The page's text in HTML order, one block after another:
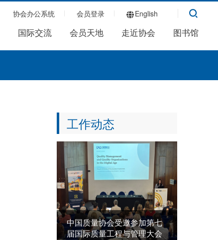
协会办公系统 会员登录 English
国际交流 会员天地 走近协会 图书馆
工作动态
中国质量协会受邀参加第七
届国际质量工程与管理大会